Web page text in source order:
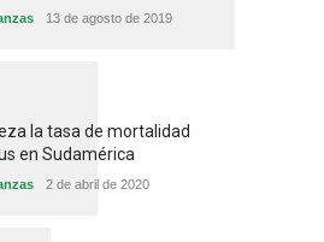
13 de agosto de 2019
la tasa de mortalidad
en Sudamérica
2 de abril de 2020